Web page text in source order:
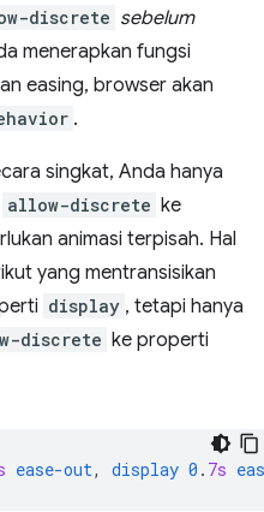
discrete sebelum
menerapkan fungsi
easing, browser akan
.
singkat, Anda hanya
allow-discrete ke
animasi terpisah. Hal
yang mentransisikan
display , tetapi hanya
discrete ke properti
ease-out, display 0 . 7s